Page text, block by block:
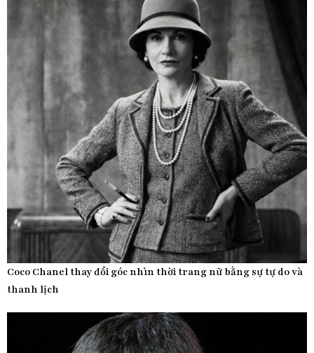
Coco Chanel thay đổi góc nhìn thời trang nữ bằng sự tự do và
thanh lịch